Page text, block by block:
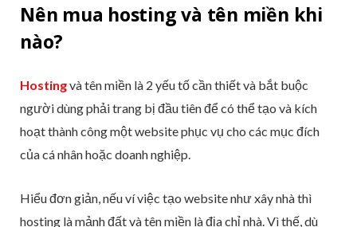
Nên mua hosting và tên miền khi
nào?
Hostingvà tên miền là 2 yếu tố cần thiết và bắt buộc
người dùng phải trang bị đầu tiên để có thể tạo và kích
hoạt thành công một website phục vụ cho các mục đích
của cá nhân hoặc doanh nghiệp.
Hiểu đơn giản, nếu ví việc tạo website như xây nhà thì
hosting là mảnh đất và tên miền là địa chỉ nhà. Vì thế, dù